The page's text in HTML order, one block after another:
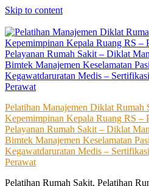
Skip to content
Pelatihan Manajemen Diklat Rumah
Kepemimpinan Kepala Ruang RS –
Pelayanan Rumah Sakit – Diklat
Bimtek Manajemen Keselamatan
Kegawatdaruratan Medis –
Perawat
Pelatihan Rumah Sakit, Pelatihan